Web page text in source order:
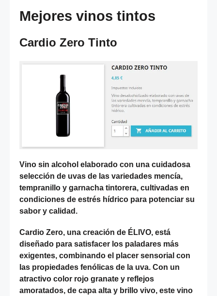
Mejores vinos tintos
Cardio Zero Tinto
Vino sin alcohol elaborado con una cuidadosa
selección de uvas de las variedades mencía,
tempranillo y garnacha tintorera, cultivadas en
condiciones de estrés hídrico para potenciar su
sabor y calidad.
Cardio Zero, una creación de ÉLIVO, está
diseñado para satisfacer los paladares más
exigentes, combinando el placer sensorial con
las propiedades fenólicas de la uva. Con un
atractivo color rojo granate y reflejos
amoratados, de capa alta y brillo vivo, este vino